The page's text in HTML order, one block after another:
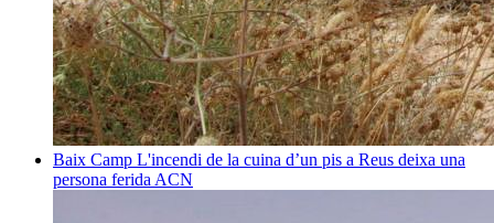
Baix Camp L'incendi de la cuina d’un pis a Reus deixa una
persona ferida ACN